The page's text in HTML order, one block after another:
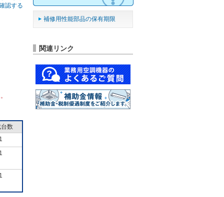
認する
数
補修用性能部品の保有期限
関連リンク